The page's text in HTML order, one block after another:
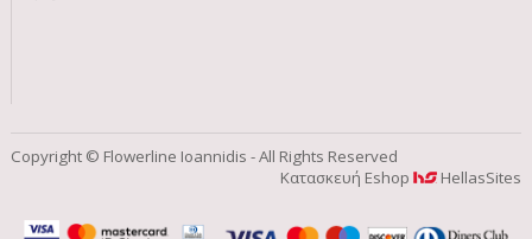
Copyright © Flowerline Ioannidis - All Rights Reserved
Κατασκευή Eshop
HellasSites